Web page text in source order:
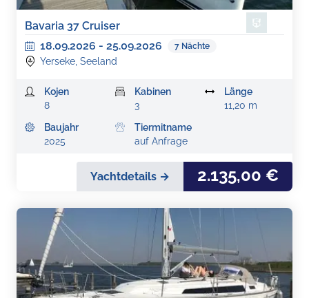
Bavaria 37 Cruiser
18.09.2026 - 25.09.2026 7 Nächte
Yerseke, Seeland
Kojen
8
Kabinen
3
Länge
11,20 m
Baujahr
2025
Tiermitname
auf Anfrage
Yachtdetails → 2.135,00 €